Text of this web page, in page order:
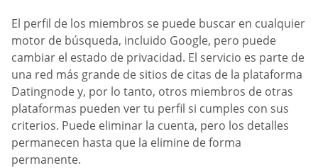
El perfil de los miembros se puede buscar en cualquier
motor de búsqueda, incluido Google, pero puede
cambiar el estado de privacidad. El servicio es parte de
una red más grande de sitios de citas de la plataforma
Datingnode y, por lo tanto, otros miembros de otras
plataformas pueden ver tu perfil si cumples con sus
criterios. Puede eliminar la cuenta, pero los detalles
permanecen hasta que la elimine de forma
permanente.